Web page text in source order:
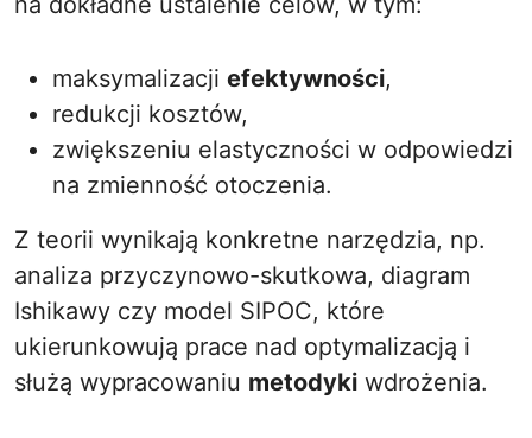
maksymalizacji efektywności,
redukcji kosztów,
zwiększeniu elastyczności w odpowiedzi
na zmienność otoczenia.
Z teorii wynikają konkretne narzędzia, np.
analiza przyczynowo-skutkowa, diagram
Ishikawy czy model SIPOC, które
ukierunkowują prace nad optymalizacją i
służą wypracowaniu metodyki wdrożenia.